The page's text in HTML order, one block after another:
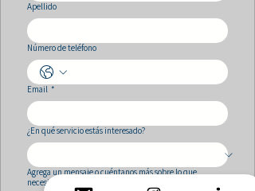
Apellido
Número de teléfono
Email *
¿En qué servicio estás interesado?
Agrega un mensaje o cuéntanos más sobre lo que
necesitas